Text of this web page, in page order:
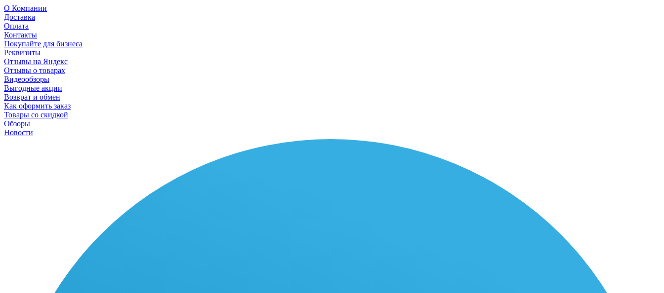
О Компании
Доставка
Оплата
Контакты
Покупайте для бизнеса
Реквизиты
Отзывы на Яндекс
Отзывы о товарах
Видеообзоры
Выгодные акции
Возврат и обмен
Как оформить заказ
Товары со скидкой
Обзоры
Новости